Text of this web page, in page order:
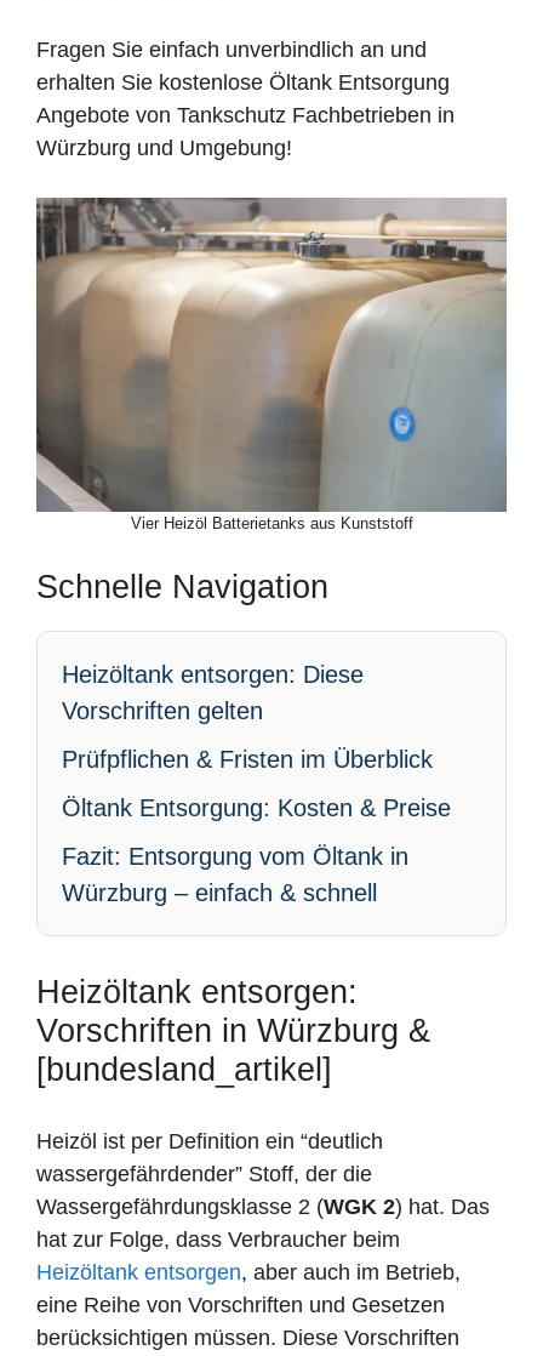
Fragen Sie einfach unverbindlich an und
erhalten Sie kostenlose Öltank Entsorgung
Angebote von Tankschutz Fachbetrieben in
Würzburg und Umgebung!
Vier Heizöl Batterietanks aus Kunststoff
Schnelle Navigation
Heizöltank entsorgen: Diese
Vorschriften gelten
Prüfpflichen & Fristen im Überblick
Öltank Entsorgung: Kosten & Preise
Fazit: Entsorgung vom Öltank in
Würzburg – einfach & schnell
Heizöltank entsorgen:
Vorschriften in Würzburg &
[bundesland_artikel]
Heizöl ist per Definition ein “deutlich
wassergefährdender” Stoff, der die
Wassergefährdungsklasse 2 (WGK 2) hat. Das
hat zur Folge, dass Verbraucher beim
Heizöltank entsorgen, aber auch im Betrieb,
eine Reihe von Vorschriften und Gesetzen
berücksichtigen müssen. Diese Vorschriften